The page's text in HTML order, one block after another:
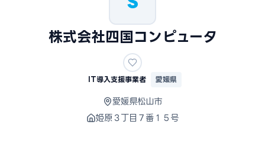
株式会社四国コンピュータ
IT導入支援事業者 愛媛県
愛媛県松山市
姫原３丁目７番１５号